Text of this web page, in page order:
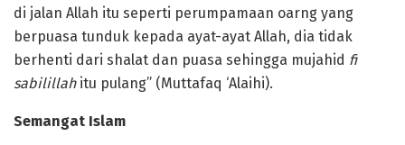
di jalan Allah itu seperti perumpamaan oarng yang
berpuasa tunduk kepada ayat-ayat Allah, dia tidak
berhenti dari shalat dan puasa sehingga mujahid fi
sabilillahitu pulang” (Muttafaq ‘Alaihi).
Semangat Islam